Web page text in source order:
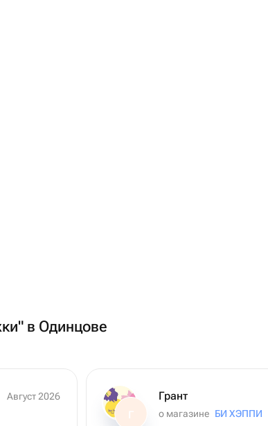
в Одинцове
Август 2026
Г
Грант
о магазине БИ ХЭППИ